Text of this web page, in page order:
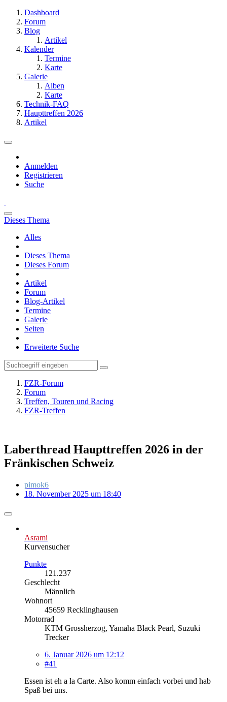
Dashboard
Forum
Blog
Artikel
Kalender
Termine
Karte
Galerie
Alben
Karte
Technik-FAQ
Haupttreffen 2026
Artikel
Anmelden
Registrieren
Suche
Dieses Thema
Alles
Dieses Thema
Dieses Forum
Artikel
Forum
Blog-Artikel
Termine
Galerie
Seiten
Erweiterte Suche
FZR-Forum
Forum
Treffen, Touren und Racing
FZR-Treffen
Laberthread Haupttreffen 2026 in der
Fränkischen Schweiz
pimok6
18. November 2025 um 18:40
Asrami
Kurvensucher
Punkte
121.237
Geschlecht
Männlich
Wohnort
45659 Recklinghausen
Motorrad
KTM Grossherzog, Yamaha Black Pearl, Suzuki
Trecker
6. Januar 2026 um 12:12
#41
Essen ist eh a la Carte. Also komm einfach vorbei und hab
Spaß bei uns.